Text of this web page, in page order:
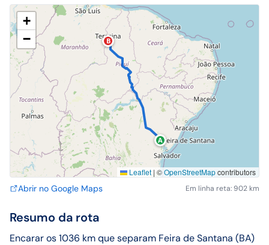
A
B
+
−
Leaflet | ©OpenStreetMapcontributors
Abrir no Google Maps Em linha reta: 902 km
Resumo da rota
Encarar os 1036 km que separam Feira de Santana (BA)